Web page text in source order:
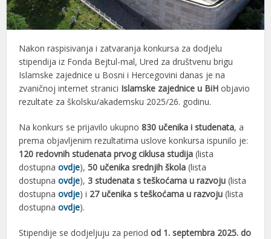
Nakon raspisivanja i zatvaranja konkursa za dodjelu
stipendija iz Fonda Bejtul-mal, Ured za društvenu brigu
Islamske zajednice u Bosni i Hercegovini danas je na
zvaničnoj internet stranici Islamske zajednice u BiH objavio
rezultate za školsku/akademsku 2025/26. godinu.
Na konkurs se prijavilo ukupno 830 učenika i studenata, a
prema objavljenim rezultatima uslove konkursa ispunilo je:
120 redovnih studenata prvog ciklusa studija (lista
dostupnaovdje),50 učenika srednjih škola (lista
dostupnaovdje),3 studenata s teškoćama u razvoju (lista
dostupnaovdje) i 27 učenika s teškoćama u razvoju (lista
dostupnaovdje).
Stipendije se dodjeljuju za period od 1. septembra 2025. do